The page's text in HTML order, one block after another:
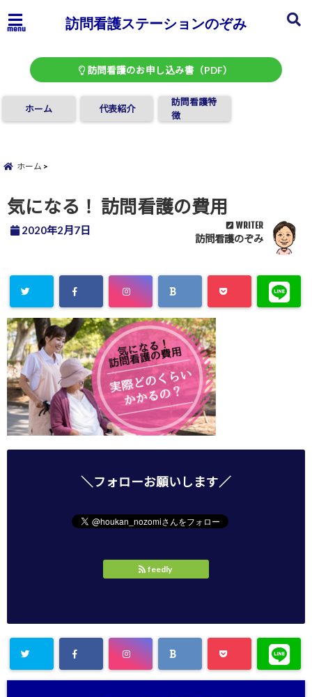
menu 訪問看護ステーションのぞみ
訪問看護のお申し込み書（PDF）
ホーム 代表紹介
訪問看護特
徴
ホーム
気になる！ 訪問看護の費用
2020年2月7日 WRITER
訪問看護のぞみ
＼フォローお願いします／
feedly